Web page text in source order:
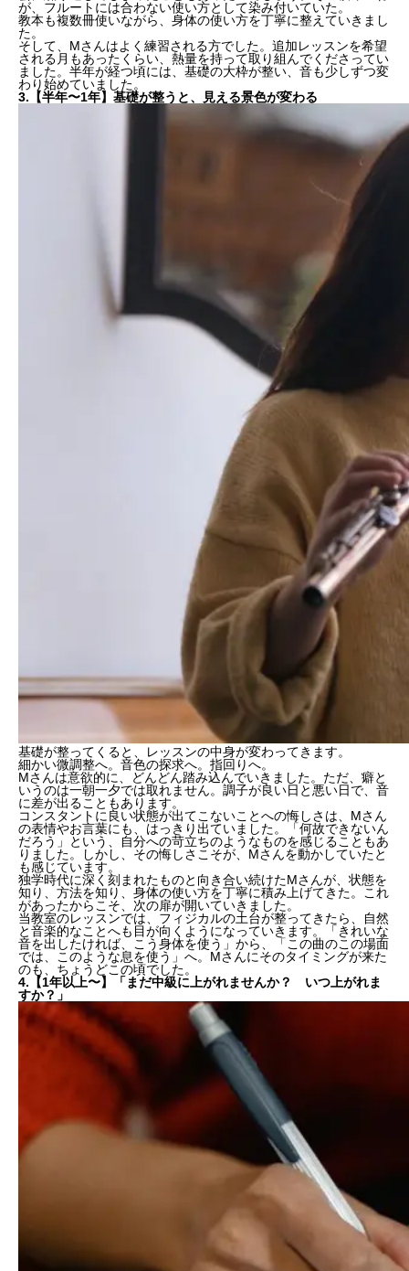
が、フルートには合わない使い方として染み付いていた。
教本も複数冊使いながら、身体の使い方を丁寧に整えていきまし
た。
そして、Mさんはよく練習される方でした。追加レッスンを希望
される月もあったくらい、熱量を持って取り組んでくださってい
ました。半年が経つ頃には、 基礎の大枠が整い、 音も少しずつ変
わり始めていました。
3.【半年〜1年】基礎が整うと、見える景色が変わる
基礎が整ってくると、レッスンの中身が変わってきます。
細かい微調整へ。 音色の探求へ。 指回りへ。
Mさんは意欲的に、どんどん踏み込んでいきました。ただ、癖と
いうのは一朝一夕では取れません。調子が良い日と悪い日で、音
に差が出ることもあります。
コンスタントに良い状態が出てこないことへの悔しさは、Mさん
の表情やお言葉にも、はっきり出ていました。「何故できないん
だろう」という、自分への苛立ちのようなものを感じることもあ
りました。しかし、その悔しさ こそが、Mさんを動かしていたと
も感じています。
独学時代に深く刻まれたものと向き合い続けたMさんが、 状態を
知り、 方法を知り、身体の使い方を丁寧に積み上げてきた。これ
があったからこそ、次の扉が開いていきました。
当教室のレッスンでは、フィジカルの土台が整ってきたら、自然
と音楽的なことへも目が向くようになっていきます。「きれいな
音を出したければ、こう身体を使う」から、「この曲のこの場面
では、このような息を使う」へ。Mさんにそのタイミングが来た
のも、ちょうどこの頃でした。
4.【1年以上〜】「まだ中級に上がれませんか？ いつ上がれま
すか？」